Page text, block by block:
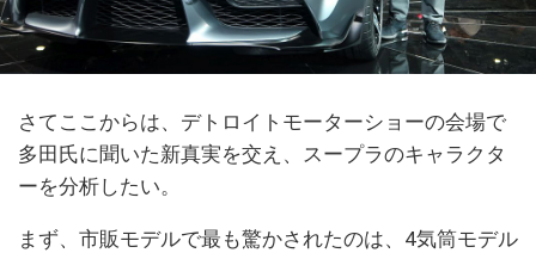
さてここからは、デトロイトモーターショーの会場で
多田氏に聞いた新真実を交え、スープラのキャラクタ
ーを分析したい。
まず、市販モデルで最も驚かされたのは、4気筒モデル